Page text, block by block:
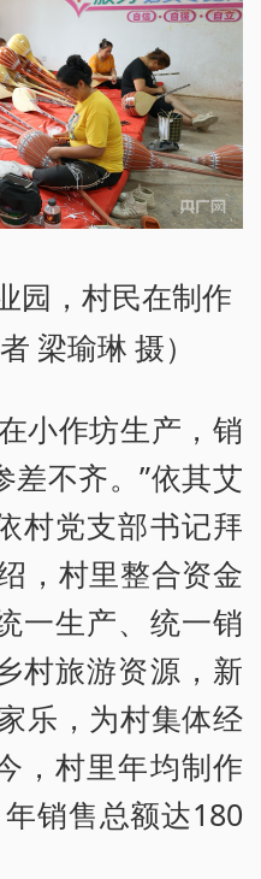
园，村民在制作
梁瑜琳 摄）
小作坊生产，销
差不齐。”依其艾
村党支部书记拜
，村里整合资金
一生产、统一销
村旅游资源，新
乐，为村集体经
，村里年均制作
销售总额达180